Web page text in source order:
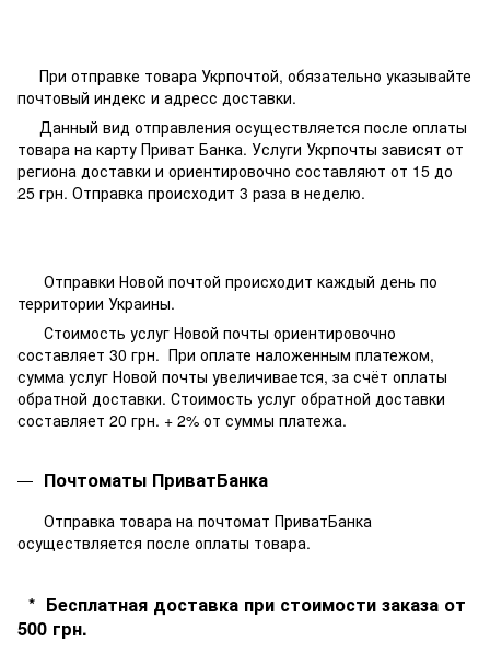
При отправке товара Укрпочтой, обязательно указывайте
почтовый индекс и адресс доставки.
Данный вид отправления осуществляется после оплаты
товара на карту Приват Банка. Услуги Укрпочты зависят от
региона доставки и ориентировочно составляют от 15 до
25 грн. Отправка происходит 3 раза в неделю.
Отправки Новой почтой происходит каждый день по
территории Украины.
Стоимость услуг Новой почты ориентировочно
составляет 30 грн. При оплате наложенным платежом,
сумма услуг Новой почты увеличивается, за счёт оплаты
обратной доставки. Стоимость услуг обратной доставки
составляет 20 грн. + 2% от суммы платежа.
Почтоматы ПриватБанка
Отправка товара на почтомат ПриватБанка
осуществляется после оплаты товара.
* Бесплатная доставка при стоимости заказа от
500 грн.